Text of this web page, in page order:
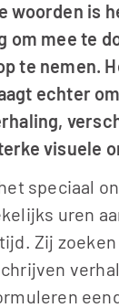
woorden is
om mee te
te nemen.
echter
visuele
speciaal
uren
Zij zoeken